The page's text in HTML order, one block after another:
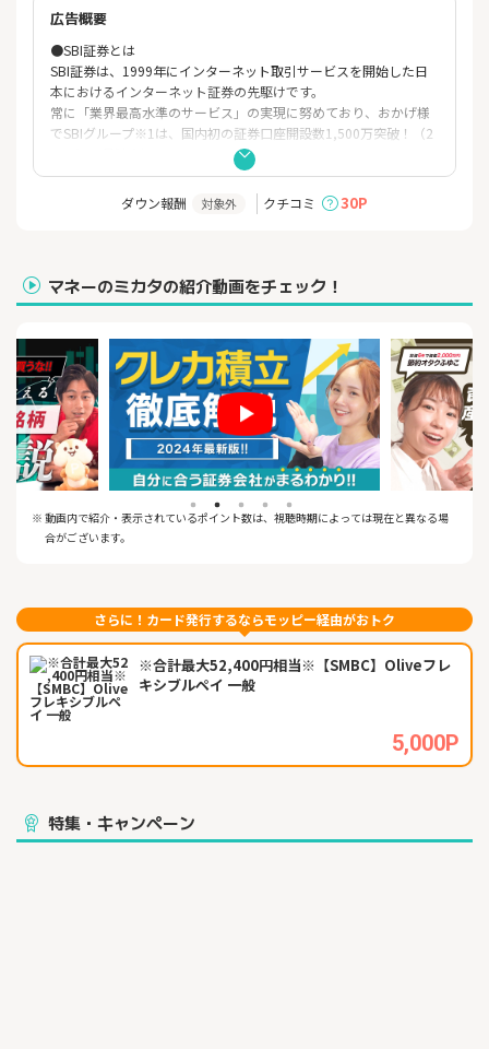
広告概要
●SBI証券とは
SBI証券は、1999年にインターネット取引サービスを開始した日
本におけるインターネット証券の先駆けです。
常に「業界最高水準のサービス」の実現に努めており、おかげ様
でSBIグループ※1は、国内初の証券口座開設数1,500万突破！（2
●SBI証券の特徴
1. 国内株式個人取引シェアNo.1！※2
2. ゼロ革命により、条件を満たしたお客さまの国内株式をはじめ
https://go.sbisec.co.jp/lp/zero_revolution_2023.html
3. 取扱投資信託の本数 2,600本超、しかも買付手数料「無
募集中のファンド・外貨建MMFを含む（2023年5月現在）
4. クレカ積立の利用で積立金額の最大3%のポイントが貯まる、使
える♪
※1.SBIグループとはSBI証券、SBIネオトレード証券、FOLIOを指
します。
※2.2025年3月期通期 （2024年4月～2025年3月）の委託個人売
買代金シェアです。SBIの数値は、SBIネオトレード証券の数値を
含みます。
(出所: 東証統計資料、 各社WEBサイトの公表資料より当社集計、
各社委託個人 (信用) 売買代金÷株式委
託個人 (信用) 売買代金 (二市場 1,2部等) + ETF/REIT売買代金} にて
ダウン報酬 対象外 クチコミ 30P
マネーのミカタの紹介動画をチェック！
※ 動画内で紹介・表示されているポイント数は、視聴時期によっては現在と異なる場
合がございます。
さらに！カード発行するならモッピー経由がおトク
※合計最大52,400円相当※【SMBC】Oliveフレ
キシブルペイ 一般
5,000P
特集・キャンペーン